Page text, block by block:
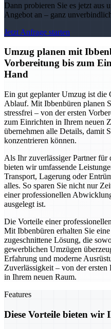
Dann probieren Sie es jetzt aus
Angebot an – ganz
Jetzt Anfrage starten
Umzug planen mit
Vorbereitung bis zum
Hand
Ein gut geplanter Umzug ist die
Ablauf. Mit Ibbenbüren planen
stressfrei – von der ersten
zum Einrichten in Ihrem neuen
übernehmen alle Details, damit
konzentrieren können.
Als Ihr zuverlässiger Partner für
bieten wir umfassende
Transport, Lagerung oder
alles. So sparen Sie nicht nur
einer professionellen
ausgelegt ist.
Die Vorteile einer
Mit Ibbenbüren erhalten Sie
zugeschnittene Lösung, die
gewerblichen Umzügen
Erfahrung und moderne
Zuverlässigkeit – von der
in Ihrem neuen Raum.
Features
Diese Vorteile bieten wir